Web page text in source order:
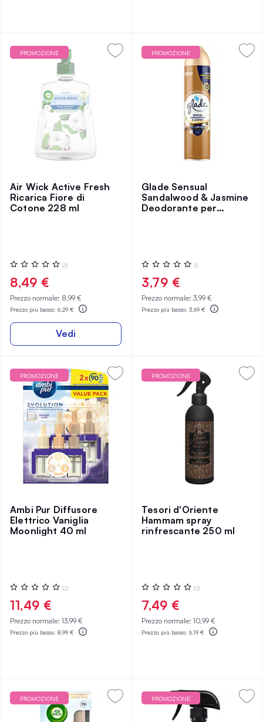
PROMOZIONE
Air Wick Active Fresh
Ricarica Fiore di
Cotone 228 ml
Valutazione:
0%
(3)
8,49 €
Prezzo normale: 8,99 €
Prezzo più basso: 6,29 €
Vedi
PROMOZIONE
Glade Sensual
Sandalwood & Jasmine
Deodorante per
Valutazione:
0%
(1)
3,79 €
Prezzo normale: 3,99 €
Prezzo più basso: 3,69 €
PROMOZIONE
Ambi Pur Diffusore
Elettrico Vaniglia
Moonlight 40 ml
Valutazione:
0%
(0)
11,49 €
Prezzo normale: 13,99 €
Prezzo più basso: 8,99 €
PROMOZIONE
Tesori d'Oriente
Hammam spray
rinfrescante 250 ml
Valutazione:
0%
(0)
7,49 €
Prezzo normale: 10,99 €
Prezzo più basso: 6,19 €
PROMOZIONE PROMOZIONE